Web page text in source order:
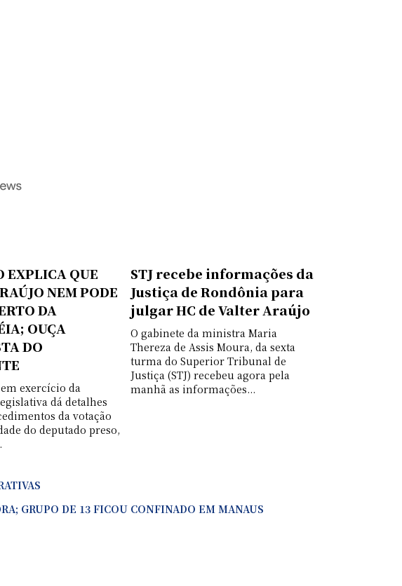
EXPLICA QUE
NEM PODE
DA
OUÇA
DO
exercício da
dá detalhes
da votação
do deputado preso,
STJ recebe informações da
Justiça de Rondônia para
julgar HC de Valter Araújo
O gabinete da ministra Maria
Thereza de Assis Moura, da sexta
turma do Superior Tribunal de
Justiça (STJ) recebeu agora pela
manhã as informações...
GRUPO DE 13 FICOU CONFINADO EM MANAUS